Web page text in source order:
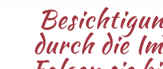
durch die